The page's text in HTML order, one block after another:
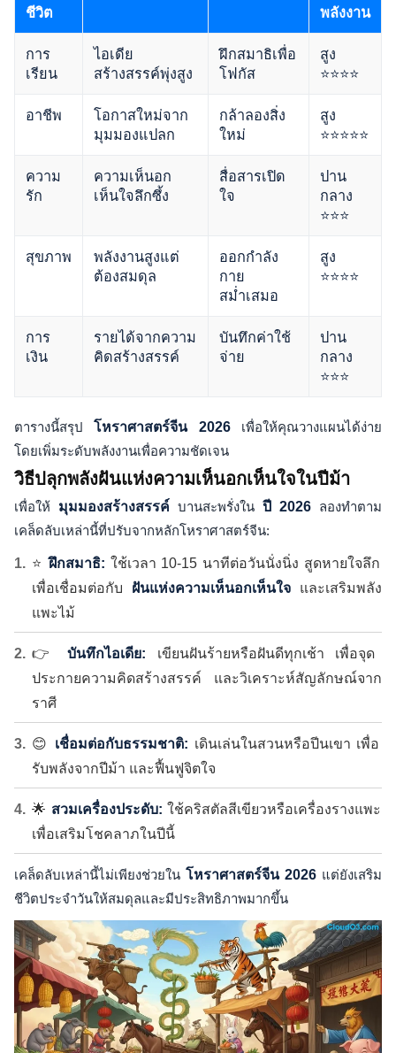
ชีวิต
พลังงาน
การ
เรียน
ไอเดีย
สร้างสรรค์พุ่งสูง
ฝึกสมาธิเพื่อ
โฟกัส
สูง
⭐⭐⭐⭐
อาชีพ
โอกาสใหม่จาก
มุมมองแปลก
กล้าลองสิ่ง
ใหม่
สูง
⭐⭐⭐⭐⭐
ความ
รัก
ความเห็นอก
เห็นใจลึกซึ้ง
สื่อสารเปิด
ใจ
ปาน
กลาง
⭐⭐⭐
สุขภาพ
พลังงานสูงแต่
ต้องสมดุล
ออกกำลัง
กาย
สม่ำเสมอ
สูง
⭐⭐⭐⭐
การ
เงิน
รายได้จากความ
คิดสร้างสรรค์
บันทึกค่าใช้
จ่าย
ปาน
กลาง
⭐⭐⭐
ตารางนี้สรุปโหราศาสตร์จีน 2026เพื่อให้คุณวางแผนได้ง่าย
โดยเพิ่มระดับพลังงานเพื่อความชัดเจน
วิธีปลุกพลังฝันแห่งความเห็นอกเห็นใจในปีม้า
เพื่อให้ มุมมองสร้างสรรค์ บานสะพรั่งใน ปี 2026 ลองทำตาม
เคล็ดลับเหล่านี้ที่ปรับจากหลักโหราศาสตร์จีน:
⭐ฝึกสมาธิ: ใช้เวลา 10-15 นาทีต่อวันนั่งนิ่ง สูดหายใจลึก
เพื่อเชื่อมต่อกับ ฝันแห่งความเห็นอกเห็นใจ และเสริมพลัง
แพะไม้
👉บันทึกไอเดีย: เขียนฝันร้ายหรือฝันดีทุกเช้า เพื่อจุด
ประกายความคิดสร้างสรรค์ และวิเคราะห์สัญลักษณ์จาก
ราศี
😊 เชื่อมต่อกับธรรมชาติ: เดินเล่นในสวนหรือปีนเขา เพื่อ
รับพลังจากปีม้า และฟื้นฟูจิตใจ
🌟 สวมเครื่องประดับ: ใช้คริสตัลสีเขียวหรือเครื่องรางแพะ
เพื่อเสริมโชคลาภในปีนี้
เคล็ดลับเหล่านี้ไม่เพียงช่วยใน โหราศาสตร์จีน 2026 แต่ยังเสริม
ชีวิตประจำวันให้สมดุลและมีประสิทธิภาพมากขึ้น